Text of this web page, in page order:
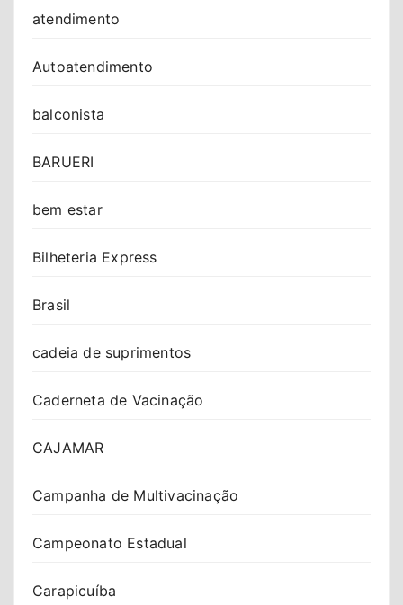
atendimento
Autoatendimento
balconista
BARUERI
bem estar
Bilheteria Express
Brasil
cadeia de suprimentos
Caderneta de Vacinação
CAJAMAR
Campanha de Multivacinação
Campeonato Estadual
Carapicuíba